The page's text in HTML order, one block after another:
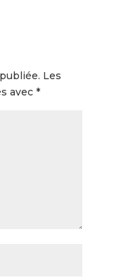
Les
avec *